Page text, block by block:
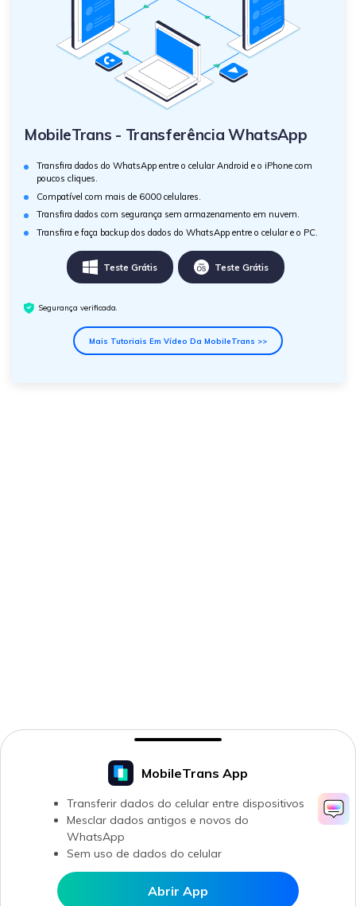
MobileTrans App
Transferir dados do celular entre dispositivos
Mesclar dados antigos e novos do
WhatsApp
Sem uso de dados do celular
Abrir App
MobileTrans - Transferência WhatsApp
Transfira dados do WhatsApp entre o celular Android e o iPhone com
poucos cliques.
Compatível com mais de 6000 celulares.
Transfira dados com segurança sem armazenamento em nuvem.
Transfira e faça backup dos dados do WhatsApp entre o celular e o PC.
Teste Grátis Teste Grátis
Segurança verificada.
Mais Tutoriais Em Vídeo Da MobileTrans >>